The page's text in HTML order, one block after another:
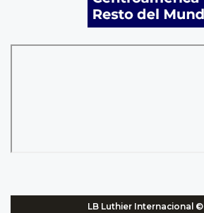
LB Luthier Internacional